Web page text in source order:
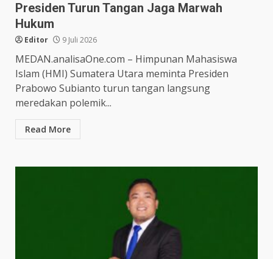
Presiden Turun Tangan Jaga Marwah
Hukum
Editor 9 Juli 2026
MEDAN.analisaOne.com – Himpunan Mahasiswa
Islam (HMI) Sumatera Utara meminta Presiden
Prabowo Subianto turun tangan langsung
meredakan polemik...
Read More